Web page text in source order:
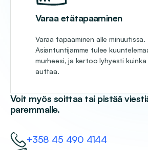
Varaa etätapaaminen
Varaa tapaaminen alle minuutissa.
Asiantuntijamme tulee
murheesi, ja kertoo lyhyesti kuinka
auttaa.
Voit myös soittaa tai pistää
paremmalle.
+358 45 490 4144